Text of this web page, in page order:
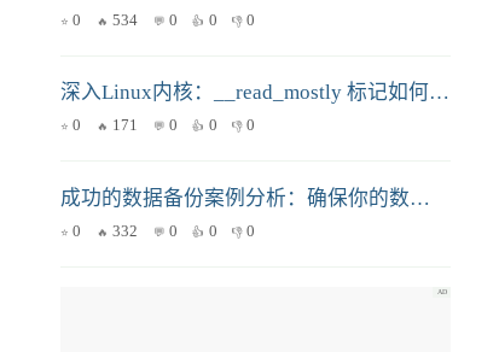
0 534 0 0 0
深入Linux内核：__read_mostly 标记如何从硬件层面干掉 Cache Line 伪共享？
0 171 0 0 0
成功的数据备份案例分析：确保你的数据安全无忧
0 332 0 0 0